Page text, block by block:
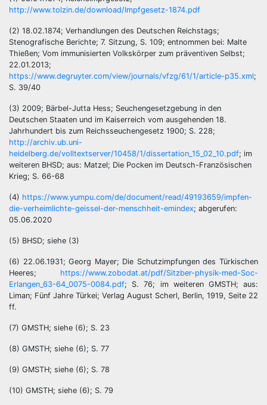
http://www.tolzin.de/download/Impfgesetz-1874.pdf
(2) 18.02.1874; Verhandlungen des Deutschen Reichstags;
Stenografische Berichte; 7. Sitzung, S. 109; entnommen bei: Malte
Thießen; Vom immunisierten Volkskörper zum präventiven Selbst;
22.01.2013;
https://www.degruyter.com/view/journals/vfzg/61/1/article-p35.xml;
S. 39/40
(3) 2009; Bärbel-Jutta Hess; Seuchengesetzgebung in den
Deutschen Staaten und im Kaiserreich vom ausgehenden 18.
Jahrhundert bis zum Reichsseuchengesetz 1900; S. 228;
http://archiv.ub.uni-
heidelberg.de/volltextserver/10458/1/dissertation_15_02_10.pdf; im
weiteren BHSD; aus: Matzel; Die Pocken im Deutsch-Französischen
Krieg; S. 66-68
(4) https://www.yumpu.com/de/document/read/49193659/impfen-
die-verheimlichte-geissel-der-menschheit-emindex; abgerufen:
05.06.2020
(5) BHSD; siehe (3)
(6) 22.06.1931; Georg Mayer; Die Schutzimpfungen des Türkischen
Heeres; https://www.zobodat.at/pdf/Sitzber-physik-med-Soc-
Erlangen_63-64_0075-0084.pdf; S. 76; im weiteren GMSTH; aus:
Liman; Fünf Jahre Türkei; Verlag August Scherl, Berlin, 1919, Seite 22
ff.
(7) GMSTH; siehe (6); S. 23
(8) GMSTH; siehe (6); S. 77
(9) GMSTH; siehe (6); S. 78
(10) GMSTH; siehe (6); S. 79